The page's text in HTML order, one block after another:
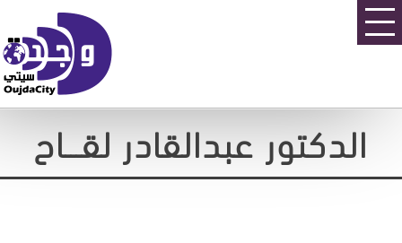
الدكتور عبدالقادر لقـــاح